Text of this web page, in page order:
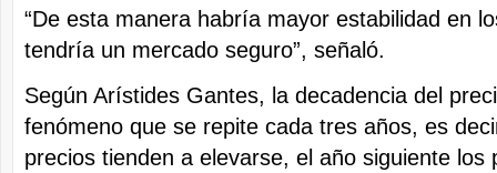
“De esta manera habría mayor estabilidad en
tendría un mercado seguro”, señaló.
Según Arístides Gantes, la decadencia del
fenómeno que se repite cada tres años, es
precios tienden a elevarse, el año siguiente los